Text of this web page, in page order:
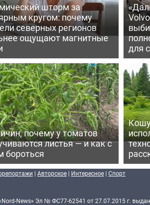
шторм за
кругом: почему
северных регионов
ощущают магнитные
для
почему у томатов
листья — и как с
бороться
| Авторское | Интересное | Спорт
News» Эл № ФС77-62541 от 27.07.2015 г.